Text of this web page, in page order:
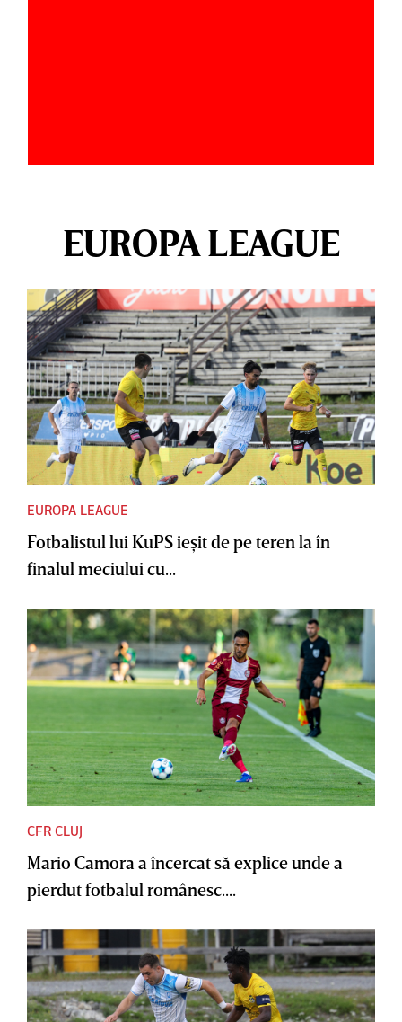
EUROPA LEAGUE
EUROPA LEAGUE
Fotbalistul lui KuPS ieşit de pe teren la în
finalul meciului cu...
CFR CLUJ
Mario Camora a încercat să explice unde a
pierdut fotbalul românesc....